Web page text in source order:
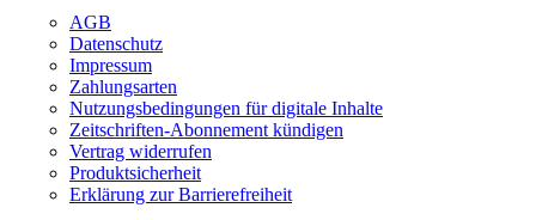
AGB
Datenschutz
Impressum
Zahlungsarten
Nutzungsbedingungen für digitale Inhalte
Zeitschriften-Abonnement kündigen
Vertrag widerrufen
Produktsicherheit
Erklärung zur Barrierefreiheit